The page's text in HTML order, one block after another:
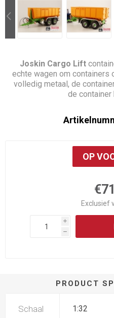
Joskin Cargo Lift
echte wagen om containers
volledig metaal, de
de container
OP
Exclusief
i
h
PRODUCT
Schaal 1:32